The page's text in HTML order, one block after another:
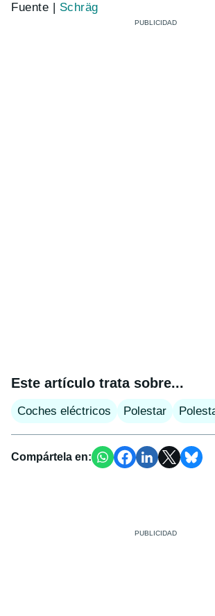
Fuente | Schräg
Este artículo trata sobre...
Coches eléctricos Polestar
Compártela en: